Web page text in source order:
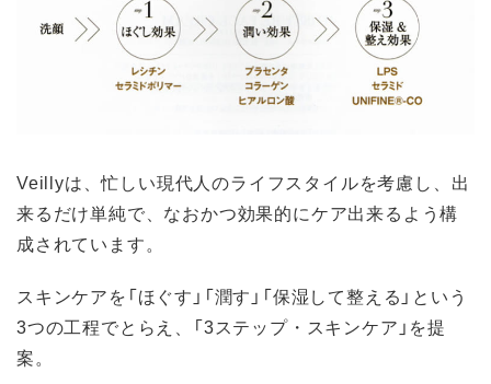
Veillyは、忙しい現代人のライフスタイルを考慮し、出
来るだけ単純で、なおかつ効果的にケア出来るよう構
成されています。
スキンケアを「ほぐす」「潤す」「保湿して整える」という
3つの工程でとらえ、「3ステップ・スキンケア」を提
案。